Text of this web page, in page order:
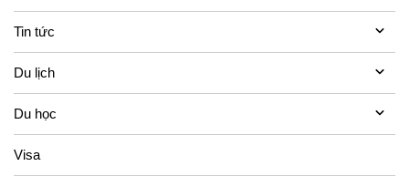
Tin tức
Du lịch
Du học
Visa